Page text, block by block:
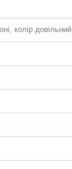
колір довільний